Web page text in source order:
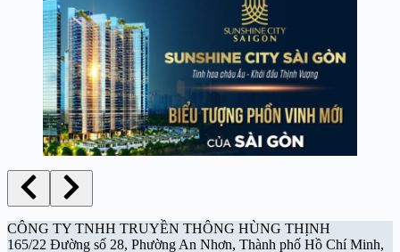
CÔNG TY TNHH TRUYỀN THÔNG HÙNG THỊNH
165/22 Đường số 28, Phường An Nhơn, Thành phố Hồ Chí Minh,